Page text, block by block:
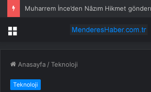
Menü
Anasayfa /Teknoloji
Teknoloji